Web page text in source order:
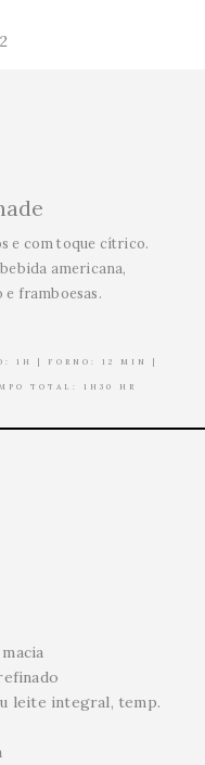
e com toque cítrico.
americana,
e framboesas.
1H | FORNO: 12 MIN |
TOTAL: 1H30 HR
leite integral, temp.